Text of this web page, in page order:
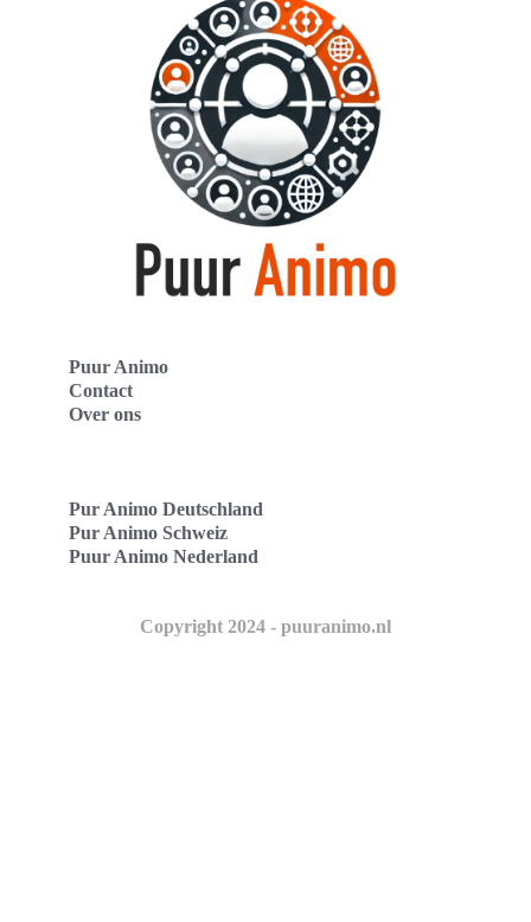
Puur Animo
Contact
Over ons
Pur Animo Deutschland
Pur Animo Schweiz
Puur Animo Nederland
Copyright 2024 - puuranimo.nl